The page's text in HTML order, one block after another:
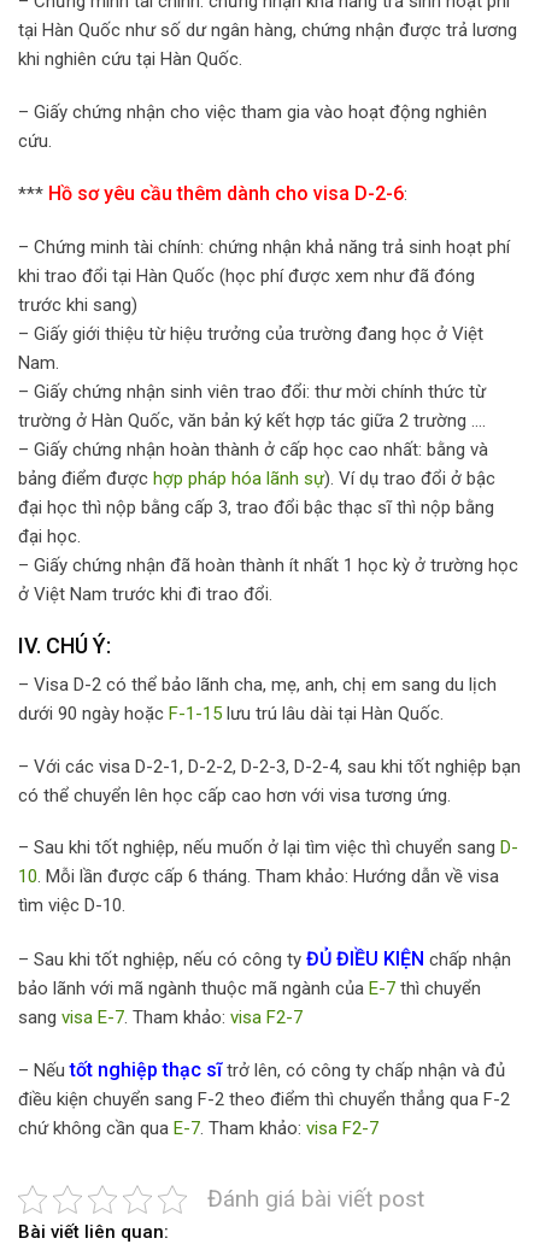
tại Hàn Quốc như số dư ngân hàng, chứng nhận được trả lương
khi nghiên cứu tại Hàn Quốc.
– Giấy chứng nhận cho việc tham gia vào hoạt động nghiên
cứu.
*** Hồ sơ yêu cầu thêm dành cho visa D-2-6:
– Chứng minh tài chính: chứng nhận khả năng trả sinh hoạt phí
khi trao đổi tại Hàn Quốc (học phí được xem như đã đóng
trước khi sang)
– Giấy giới thiệu từ hiệu trưởng của trường đang học ở Việt
Nam.
– Giấy chứng nhận sinh viên trao đổi: thư mời chính thức từ
trường ở Hàn Quốc, văn bản ký kết hợp tác giữa 2 trường ….
– Giấy chứng nhận hoàn thành ở cấp học cao nhất: bằng và
bảng điểm được hợp pháp hóa lãnh sự). Ví dụ trao đổi ở bậc
đại học thì nộp bằng cấp 3, trao đổi bậc thạc sĩ thì nộp bằng
đại học.
– Giấy chứng nhận đã hoàn thành ít nhất 1 học kỳ ở trường học
ở Việt Nam trước khi đi trao đổi.
IV. CHÚ Ý:
– Visa D-2 có thể bảo lãnh cha, mẹ, anh, chị em sang du lịch
dưới 90 ngày hoặc F-1-15 lưu trú lâu dài tại Hàn Quốc.
– Với các visa D-2-1, D-2-2, D-2-3, D-2-4, sau khi tốt nghiệp bạn
có thể chuyển lên học cấp cao hơn với visa tương ứng.
– Sau khi tốt nghiệp, nếu muốn ở lại tìm việc thì chuyển sang D-
10. Mỗi lần được cấp 6 tháng. Tham khảo: Hướng dẫn về visa
tìm việc D-10.
– Sau khi tốt nghiệp, nếu có công ty ĐỦ ĐIỀU KIỆN chấp nhận
bảo lãnh với mã ngành thuộc mã ngành của E-7 thì chuyển
sang visa E-7. Tham khảo: visa F2-7
– Nếutốt nghiệp thạc sĩtrở lên, có công ty chấp nhận và đủ
điều kiện chuyển sang F-2 theo điểm thì chuyển thẳng qua F-2
chứ không cần qua E-7. Tham khảo: visa F2-7
Đánh giá bài viết post
Bài viết liên quan: